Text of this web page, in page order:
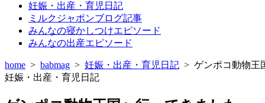
妊娠・出産・育児日記
ミルクジャポンブログ記事
みんなの寝かしつけエピソード
みんなの出産エピソード
home > babmag > 妊娠・出産・育児日記 > ゲンポコ動物王
妊娠・出産・育児日記